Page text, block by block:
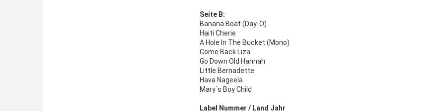
Seite B:
Banana Boat (Day-O)
Haiti Cherie
A Hole In The Bucket (Mono)
Come Back Liza
Go Down Old Hannah
Little Bernadette
Hava Nageela
Mary´s Boy Child
Label Nummer / Land Jahr